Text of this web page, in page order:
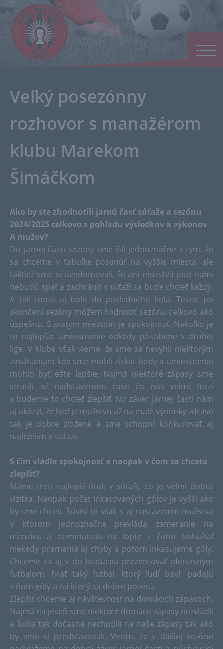
Veľký posezónny
rozhovor s manažérom
klubu Marekom
Šimáčkom
Ako by ste zhodnotili jarnú časť súťaže a sezónu
2024/2025 celkovo z pohľadu výsledkov a výkonov
A mužov?
Do jarnej časti sezóny sme išli jednoznačne s tým, že
sa chceme v tabuľke posunúť na vyššie miesta, ale
taktiež sme si uvedomovali, že ani mužstvá pod nami
nebudú spať a zachrániť v súťaži sa bude chcieť každý.
A tak tomu aj bolo do posledného kola. Tesne po
skončení sezóny môžem hodnotiť sezónu celkovo ako
úspešnú. S piatym miestom je spokojnosť. Nakoľko je
to najlepšie umiestnenie odkedy pôsobíme v druhej
lige. V klube však vieme, že sme sa nevyhli niektorým
zaváhaniam kde sme mohli získať body a umiestnenie
mohlo byť ešte lepšie. Najmä niektoré zápasy sme
stratili až nadstavenom čase čo nás veľmi mrzí
a budeme to chcieť zlepšiť. No záver jarnej časti nám
aj ukázal, že keď je mužstvo až na malé výnimky zdravé
tak je dobre zložené a sme schopní konkurovať aj
najlepším v súťaži.
S čím vládla spokojnosť a naopak v čom sa chcete
zlepšiť?
Máme tretí najlepší útok v súťaži, čo je veľmi dobrá
vizitka. Naopak počet inkasovaných gólov je vyšší ako
by sme chceli. Súvisí to však s aj nastavením mužstva
v ktorom jednoznačne prevláda zameranie na
ofenzívu a dominanciu na lopte z čoho bohužiaľ
niekedy pramenia aj chyby a potom inkasujeme góly.
Chceme sa aj v do budúcna prezentovať ofenzívnym
futbalom, hrať taký futbal, ktorý ľudí baví, padajú
v ňom góly a na ktorý sa dobre pozerá.
Zlepšiť chceme aj návštevnosť na domácich zápasoch.
Najmä na jeseň sme niektoré domáce zápasy nezvládli
a ľudia tak dočasne nechodili na naše zápasy tak ako
by sme si predstavovali. Verím, že v ďalšej sezóne